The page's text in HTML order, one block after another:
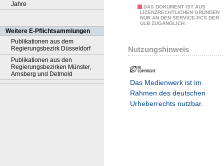
Jahre
Weitere E-Pflichtsammlungen
Publikationen aus dem
Regierungsbezirk Düsseldorf
Publikationen aus den
Regierungsbezirken Münster,
Arnsberg und Detmold
DAS DOKUMENT IST AUS
LIZENZRECHTLICHEN GRÜNDEN
NUR AN DEN SERVICE-PCS DER
ULB ZUGÄNGLICH.
Nutzungshinweis
Das Medienwerk ist im
Rahmen des deutschen
Urheberrechts nutzbar.